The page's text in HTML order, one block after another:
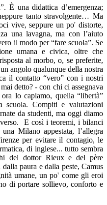
È una didattica d’emergenza;
tanto stravolgente… Ma
vive, seppure un po' distorte,
una lavagna, ma con l’aiuto
il modo per “fare scuola”. Se
umana e civica, oltre che
al morbo, o, se preferite,
angolo qualunque della nostra
il contatto “vero” con i nostri
detto? - con chi ci assegnava
lo capiamo, quella “libertà”
scuola. Compiti e valutazioni
da studenti, ma oggi diamo
E così i teoremi, i bilanci
Milano appestata, l’allegra
per evitare il contagio, le
di inglese... tutto sembra
del dottor Rieux e del père
paura e dalla peste, Camus
umane, un po' come gli eroi
di portare sollievo, conforto e